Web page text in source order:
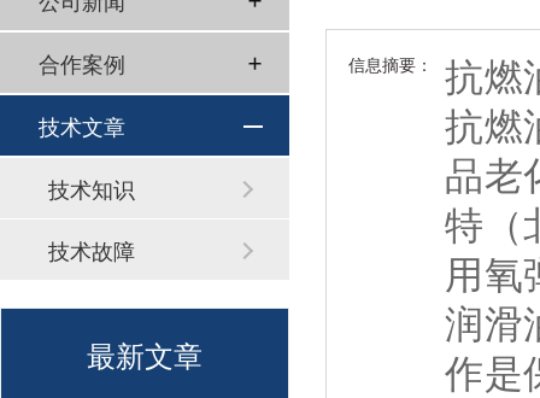
信息摘要：
抗燃
抗燃
品老
特（
用氧
润滑
作是
合作案例
技术文章
技术知识
技术故障
最新文章